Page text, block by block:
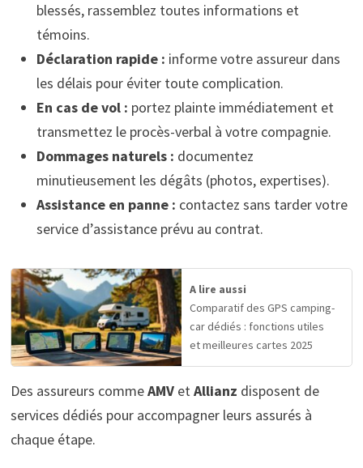
blessés, rassemblez toutes informations et
témoins.
Déclaration rapide : informe votre assureur dans
les délais pour éviter toute complication.
En cas de vol : portez plainte immédiatement et
transmettez le procès-verbal à votre compagnie.
Dommages naturels : documentez
minutieusement les dégâts (photos, expertises).
Assistance en panne : contactez sans tarder votre
service d’assistance prévu au contrat.
A lire aussi
Comparatif des GPS camping-
car dédiés : fonctions utiles
et meilleures cartes 2025
Des assureurs commeAMVetAllianz disposent de
services dédiés pour accompagner leurs assurés à
chaque étape.